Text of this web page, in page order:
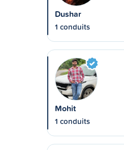
Dushar
1 conduits
Mohit
1 conduits